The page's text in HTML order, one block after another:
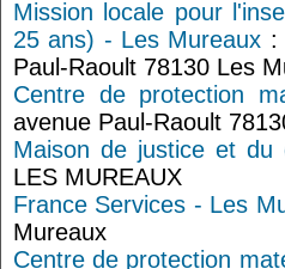
Mission locale pour
25 ans) - Les Mureaux :
Paul-Raoult 78130 Les
Centre de protection
avenue Paul-Raoult
Maison de justice et du
LES MUREAUX
France Services - Les
Mureaux
Centre de protection